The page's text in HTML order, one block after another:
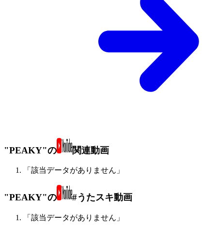
"PEAKY"の 関連動画
「該当データがありません」
"PEAKY"の #うたスキ動画
「該当データがありません」